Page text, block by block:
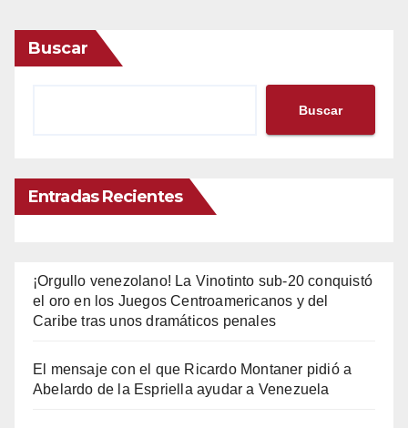
Buscar
Buscar
Entradas Recientes
¡Orgullo venezolano! La Vinotinto sub-20 conquistó
el oro en los Juegos Centroamericanos y del
Caribe tras unos dramáticos penales
El mensaje con el que Ricardo Montaner pidió a
Abelardo de la Espriella ayudar a Venezuela